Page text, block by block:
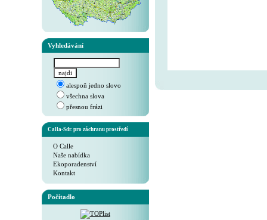
Vyhledávání
alespoň jedno slovo
všechna slova
přesnou frázi
Calla-Sdr. pro záchranu prostředí
O Calle
Naše nabídka
Ekoporadenství
Kontakt
Počítadlo